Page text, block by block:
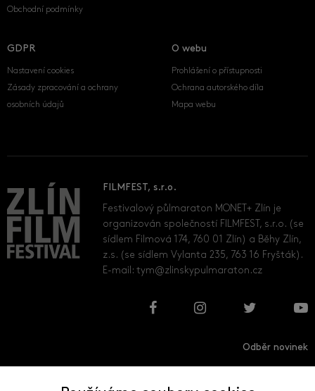
Obchodní podmínky
GDPR
Nastavení cookies
Zásady zpracování a ochrany
osobních údajů
O webu
Prohlášení o přístupnosti
Ochrana autorského díla
Mapa webu
FILMFEST, s.r.o.
Festivalový půlmaraton MONET+ Zlín je
organizován společností FILMFEST, s.r.o. (se
sídlem Filmová 174, 760 01 Zlín) a Běhy Zlín,
z.s. (se sídlem Vylanta 235, 763 16 Fryšták).
E-mail:tym@zlinskypulmaraton.cz
Odběr novinek